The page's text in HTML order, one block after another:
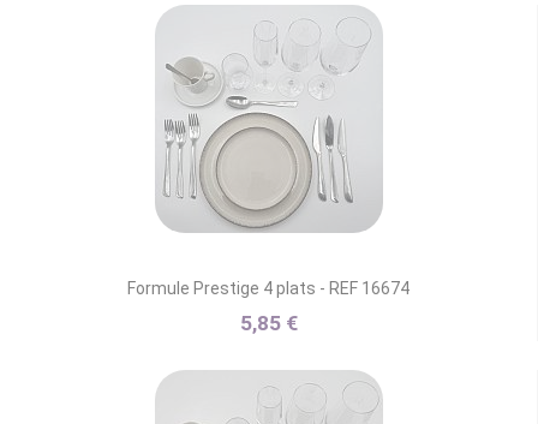
Formule Prestige 4 plats - REF 16674
5,85 €